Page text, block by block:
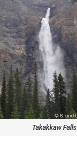
Takakkaw Falls